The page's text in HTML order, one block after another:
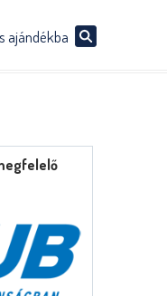
ajándékba